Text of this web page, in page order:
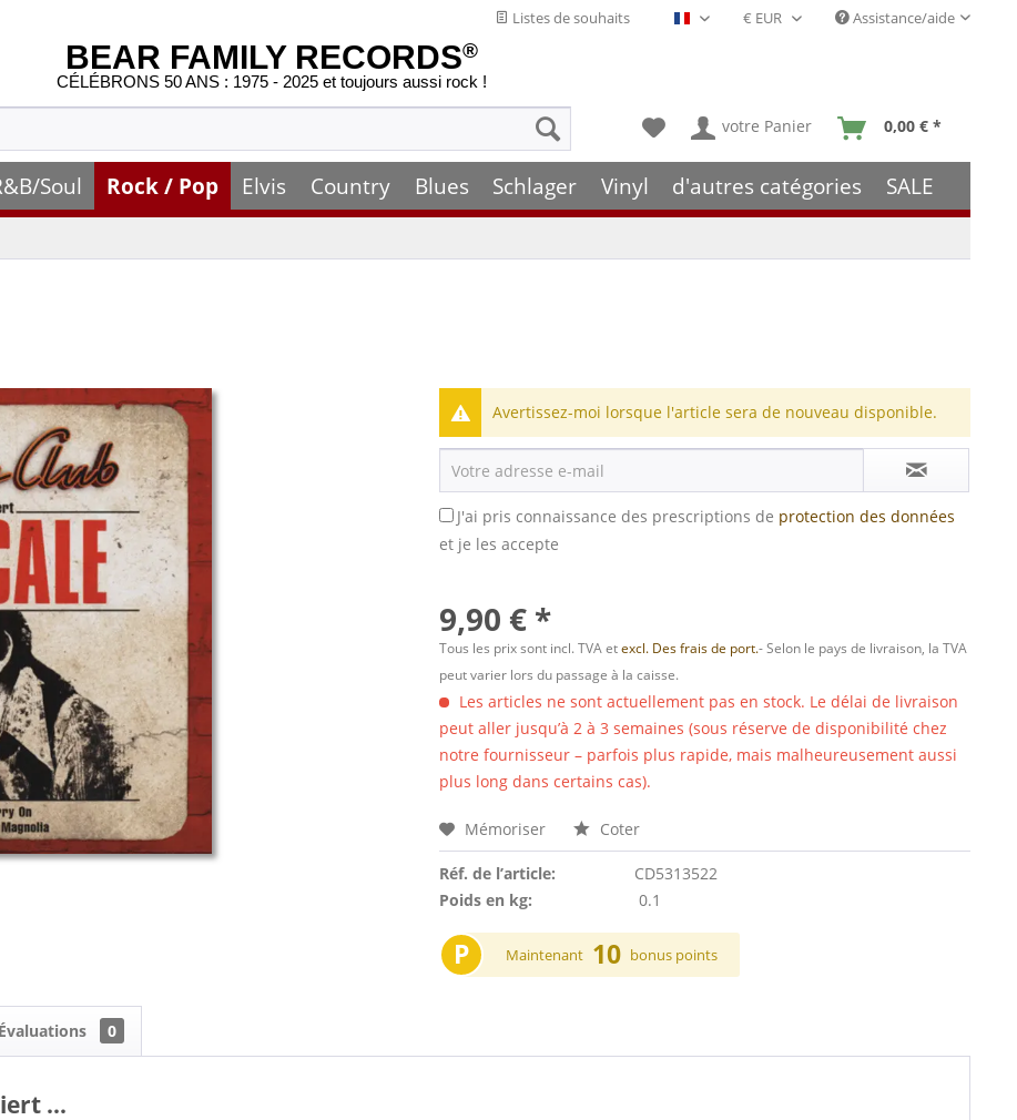
Listes de souhaits Français- FR Assistance/aide
BEAR FAMILY RECORDS®
CÉLÉBRONS 50 ANS : 1975 - 2025 et toujours aussi rock !
votre Panier 0,00 € *
Soul Rock / Pop Elvis Country Blues Schlager Vinyl d'autres catégories SALE
Avertissez-moi lorsque l'article sera de nouveau disponible.
J'ai pris connaissance des prescriptions de protection des données
et je les accepte
9,90 € *
Tous les prix sont incl. TVA etexcl. Des frais de port.- Selon le pays de livraison, la TVA
peut varier lors du passage à la caisse.
Les articles ne sont actuellement pas en stock. Le délai de livraison
peut aller jusqu’à 2 à 3 semaines (sous réserve de disponibilité chez
notre fournisseur – parfois plus rapide, mais malheureusement aussi
plus long dans certains cas).
Mémoriser Coter
Réf. de l’article:
CD5313522
Poids en kg:
0.1
P Maintenant 10 bonus points
Évaluations 0
...